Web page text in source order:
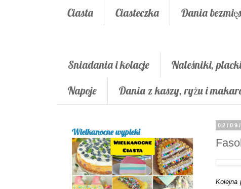
Ciasta Ciasteczka Dania
Śniadania i kolacje Naleśniki,
Napoje
Dania z kaszy, ryżu i
02/
Kolejna
Wielkanocne wypieki